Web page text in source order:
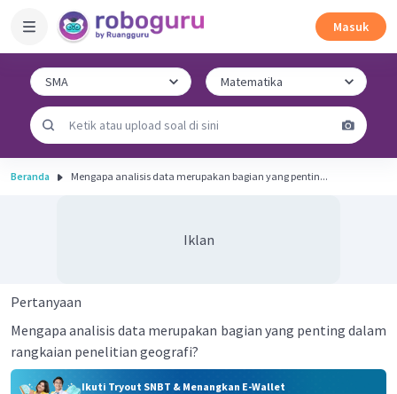
Masuk
Beranda Mengapa analisis data merupakan bagian yang pentin...
Iklan
Pertanyaan
Mengapa analisis data merupakan bagian yang penting dalam
rangkaian penelitian geografi?
Ikuti Tryout SNBT & Menangkan E-Wallet